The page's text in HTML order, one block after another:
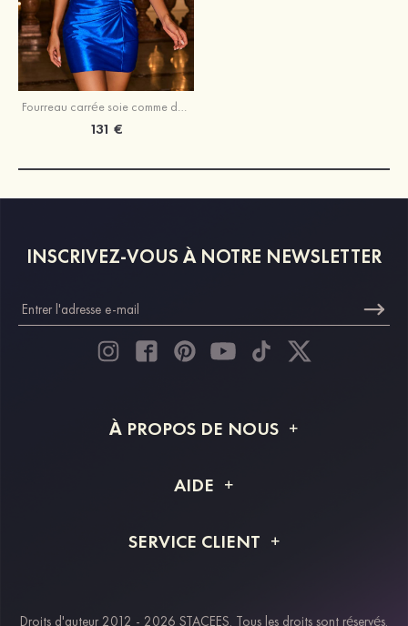
Fourreau carrée soie comme du satin courte/mini robe de fête de la rentré avec perles plissé
131 €
INSCRIVEZ-VOUS À NOTRE NEWSLETTER
À PROPOS DE NOUS
Livraison
AIDE
Retour et remboursement
SERVICE CLIENT
Droits d'auteur 2012 - 2026 STACEES. Tous les droits sont réservés.